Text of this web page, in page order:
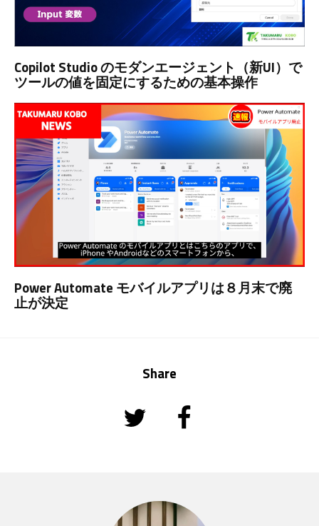
Copilot Studio のモダンエージェント（新UI）で
ツールの値を固定にするための基本操作
Power Automate モバイルアプリは８月末で廃
止が決定
Share